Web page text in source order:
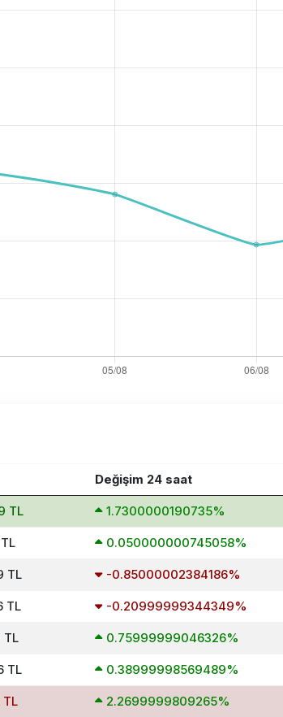
Değişim 24 saat
TL 1.7300000190735%
0.050000000745058%
TL -0.85000002384186%
TL -0.20999999344349%
TL 0.75999999046326%
TL 0.38999998569489%
TL 2.2699999809265%